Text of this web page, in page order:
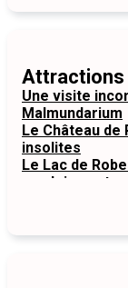
Attractions
Une visite
Malmundarium
Le Château
insolites
Le Lac de
en pleine nature